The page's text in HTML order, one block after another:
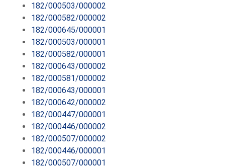
182/000503/000002
182/000582/000002
182/000645/000001
182/000503/000001
182/000582/000001
182/000643/000002
182/000581/000002
182/000643/000001
182/000642/000002
182/000447/000001
182/000446/000002
182/000507/000002
182/000446/000001
182/000507/000001